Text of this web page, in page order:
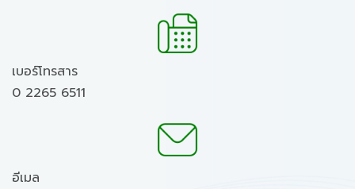
เบอร์โทรสาร
0 2265 6511
อีเมล